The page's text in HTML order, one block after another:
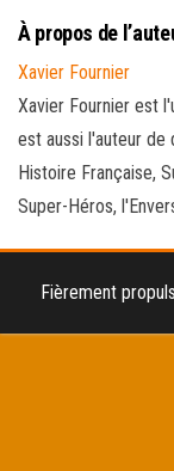
À propos de
Xavier Fournier
Xavier Fournier est
est aussi l'auteur
Histoire Française,
Super-Héros,
Fièrement